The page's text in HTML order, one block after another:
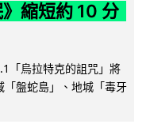
縮短約 10 分
「烏拉特克的詛咒」將
盤蛇島」、地城「毒牙